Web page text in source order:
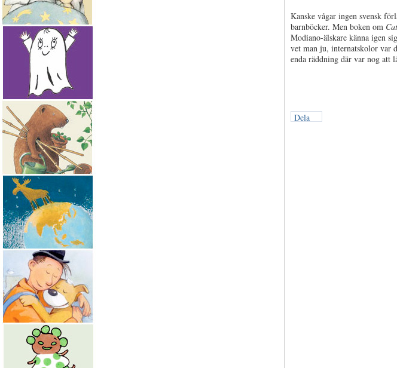
Kanske vågar ingen svensk
barnböcker. Men boken om
Modiano-älskare känna igen
vet man ju, internatskolor var
enda räddning där var nog att
Dela